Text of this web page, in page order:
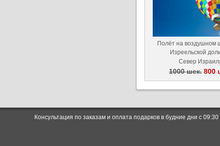
Полёт на воздушном
Изреельской
Север
1000 шек. 800
Консультация по заказам и оплата подарков в будние дни с